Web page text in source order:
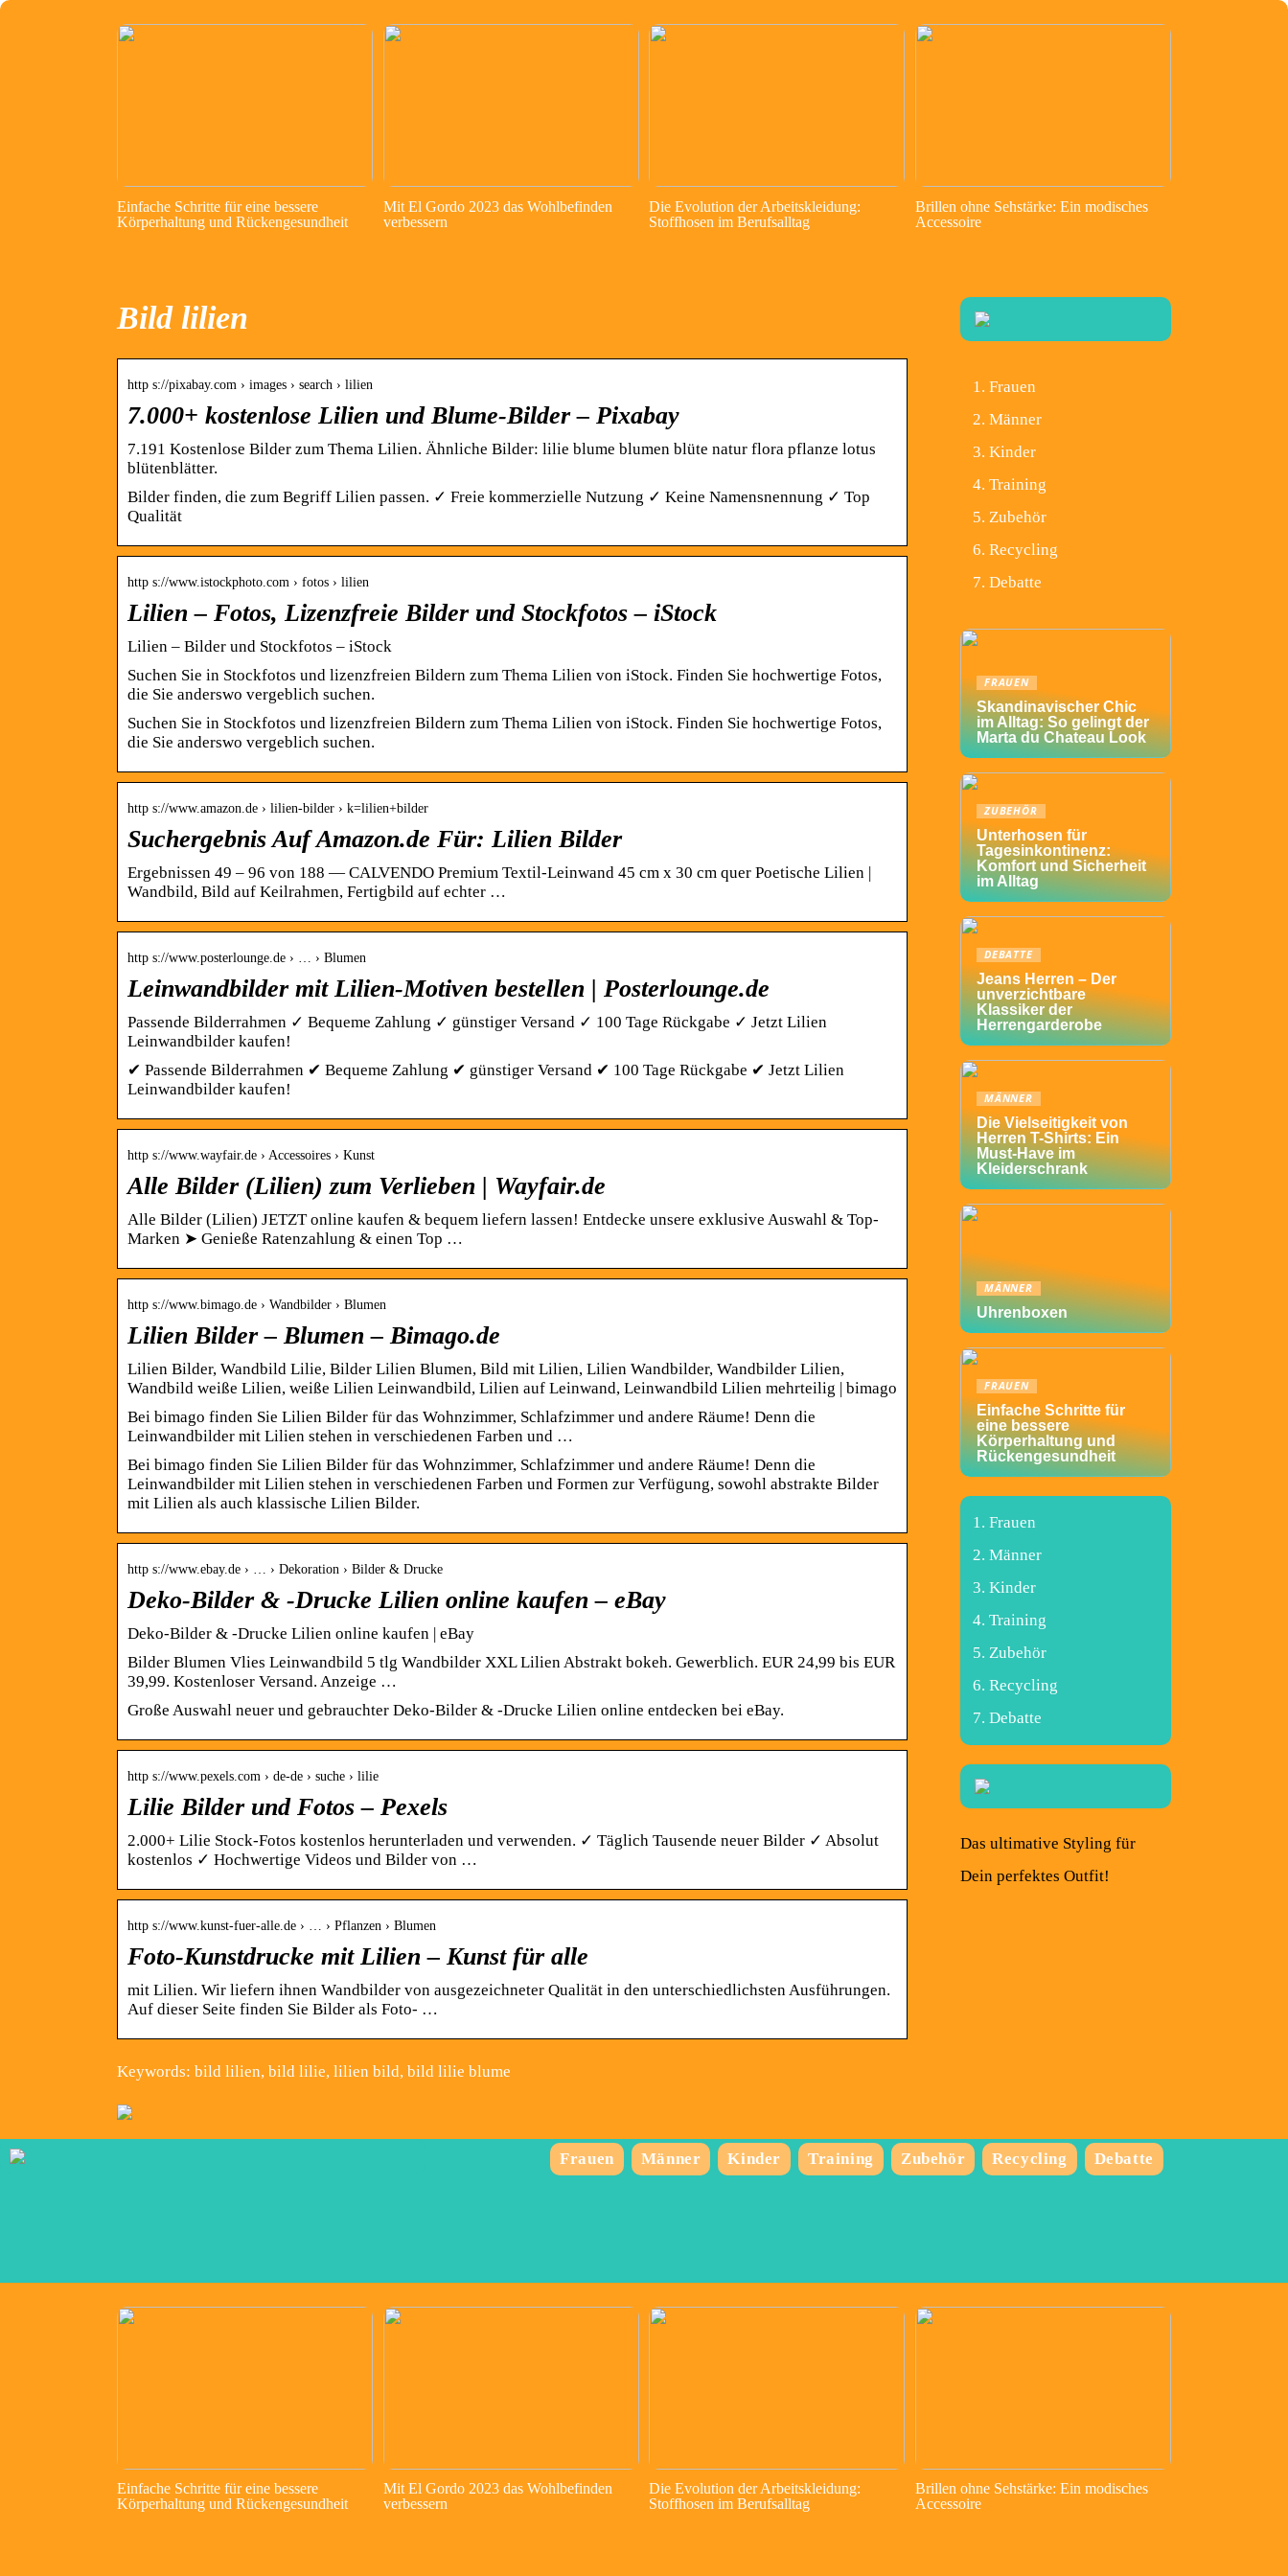
Einfache Schritte für eine bessere
Körperhaltung und Rückengesundheit
Mit El Gordo 2023 das Wohlbefinden
verbessern
Die Evolution der Arbeitskleidung:
Stoffhosen im Berufsalltag
Brillen ohne Sehstärke: Ein modisches
Accessoire
Bild lilien
http s://pixabay.com › images › search › lilien
7.000+ kostenlose Lilien und Blume-Bilder – Pixabay
7.191 Kostenlose Bilder zum Thema Lilien. Ähnliche Bilder: lilie blume blumen blüte natur flora pflanze lotus
blütenblätter.
Bilder finden, die zum Begriff Lilien passen. ✓ Freie kommerzielle Nutzung ✓ Keine Namensnennung ✓ Top
Qualität
http s://www.istockphoto.com › fotos › lilien
Lilien – Fotos, Lizenzfreie Bilder und Stockfotos – iStock
Lilien – Bilder und Stockfotos – iStock
Suchen Sie in Stockfotos und lizenzfreien Bildern zum Thema Lilien von iStock. Finden Sie hochwertige Fotos,
die Sie anderswo vergeblich suchen.
Suchen Sie in Stockfotos und lizenzfreien Bildern zum Thema Lilien von iStock. Finden Sie hochwertige Fotos,
die Sie anderswo vergeblich suchen.
http s://www.amazon.de › lilien-bilder › k=lilien+bilder
Suchergebnis Auf Amazon.de Für: Lilien Bilder
Ergebnissen 49 – 96 von 188 — CALVENDO Premium Textil-Leinwand 45 cm x 30 cm quer Poetische Lilien |
Wandbild, Bild auf Keilrahmen, Fertigbild auf echter …
http s://www.posterlounge.de › … › Blumen
Leinwandbilder mit Lilien-Motiven bestellen | Posterlounge.de
Passende Bilderrahmen ✓ Bequeme Zahlung ✓ günstiger Versand ✓ 100 Tage Rückgabe ✓ Jetzt Lilien
Leinwandbilder kaufen!
✔ Passende Bilderrahmen ✔ Bequeme Zahlung ✔ günstiger Versand ✔ 100 Tage Rückgabe ✔ Jetzt Lilien
Leinwandbilder kaufen!
http s://www.wayfair.de › Accessoires › Kunst
Alle Bilder (Lilien) zum Verlieben | Wayfair.de
Alle Bilder (Lilien) JETZT online kaufen & bequem liefern lassen! Entdecke unsere exklusive Auswahl & Top-
Marken ➤ Genieße Ratenzahlung & einen Top …
http s://www.bimago.de › Wandbilder › Blumen
Lilien Bilder – Blumen – Bimago.de
Lilien Bilder, Wandbild Lilie, Bilder Lilien Blumen, Bild mit Lilien, Lilien Wandbilder, Wandbilder Lilien,
Wandbild weiße Lilien, weiße Lilien Leinwandbild, Lilien auf Leinwand, Leinwandbild Lilien mehrteilig | bimago
Bei bimago finden Sie Lilien Bilder für das Wohnzimmer, Schlafzimmer und andere Räume! Denn die
Leinwandbilder mit Lilien stehen in verschiedenen Farben und …
Bei bimago finden Sie Lilien Bilder für das Wohnzimmer, Schlafzimmer und andere Räume! Denn die
Leinwandbilder mit Lilien stehen in verschiedenen Farben und Formen zur Verfügung, sowohl abstrakte Bilder
mit Lilien als auch klassische Lilien Bilder.
http s://www.ebay.de › … › Dekoration › Bilder & Drucke
Deko-Bilder & -Drucke Lilien online kaufen – eBay
Deko-Bilder & -Drucke Lilien online kaufen | eBay
Bilder Blumen Vlies Leinwandbild 5 tlg Wandbilder XXL Lilien Abstrakt bokeh. Gewerblich. EUR 24,99 bis EUR
39,99. Kostenloser Versand. Anzeige …
Große Auswahl neuer und gebrauchter Deko-Bilder & -Drucke Lilien online entdecken bei eBay.
http s://www.pexels.com › de-de › suche › lilie
Lilie Bilder und Fotos – Pexels
2.000+ Lilie Stock-Fotos kostenlos herunterladen und verwenden. ✓ Täglich Tausende neuer Bilder ✓ Absolut
kostenlos ✓ Hochwertige Videos und Bilder von …
http s://www.kunst-fuer-alle.de › … › Pflanzen › Blumen
Foto-Kunstdrucke mit Lilien – Kunst für alle
mit Lilien. Wir liefern ihnen Wandbilder von ausgezeichneter Qualität in den unterschiedlichsten Ausführungen.
Auf dieser Seite finden Sie Bilder als Foto- …
Keywords: bild lilien, bild lilie, lilien bild, bild lilie blume
Frauen
Männer
Kinder
Training
Zubehör
Recycling
Debatte
FRAUEN
Skandinavischer Chic
im Alltag: So gelingt der
Marta du Chateau Look
ZUBEHÖR
Unterhosen für
Tagesinkontinenz:
Komfort und Sicherheit
im Alltag
DEBATTE
Jeans Herren – Der
unverzichtbare
Klassiker der
Herrengarderobe
MÄNNER
Die Vielseitigkeit von
Herren T-Shirts: Ein
Must-Have im
Kleiderschrank
MÄNNER
Uhrenboxen
FRAUEN
Einfache Schritte für
eine bessere
Körperhaltung und
Rückengesundheit
Frauen
Männer
Kinder
Training
Zubehör
Recycling
Debatte
Das ultimative Styling für
Dein perfektes Outfit!
Frauen Männer Kinder Training Zubehör Recycling Debatte
Einfache Schritte für eine bessere
Körperhaltung und Rückengesundheit
Mit El Gordo 2023 das Wohlbefinden
verbessern
Die Evolution der Arbeitskleidung:
Stoffhosen im Berufsalltag
Brillen ohne Sehstärke: Ein modisches
Accessoire